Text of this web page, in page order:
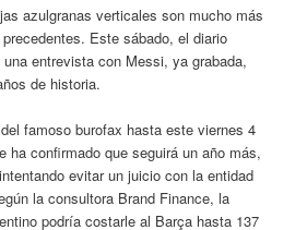
azulgranas verticales son mucho más
Este sábado, el diario
entrevista con Messi, ya grabada,
de historia.
famoso burofax hasta este viernes 4
ha confirmado que seguirá un año más,
evitar un juicio con la entidad
la consultora Brand Finance, la
podría costarle al Barça hasta 137